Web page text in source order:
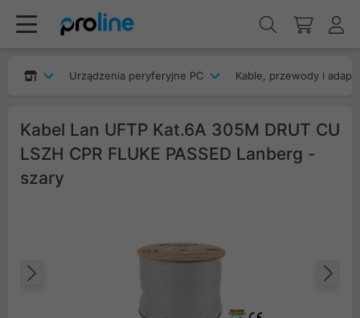
Urządzenia peryferyjne PC Kable, przewody i
Kabel Lan UFTP Kat.6A 305M DRUT CU
LSZH CPR FLUKE PASSED Lanberg -
szary
Poprzedni